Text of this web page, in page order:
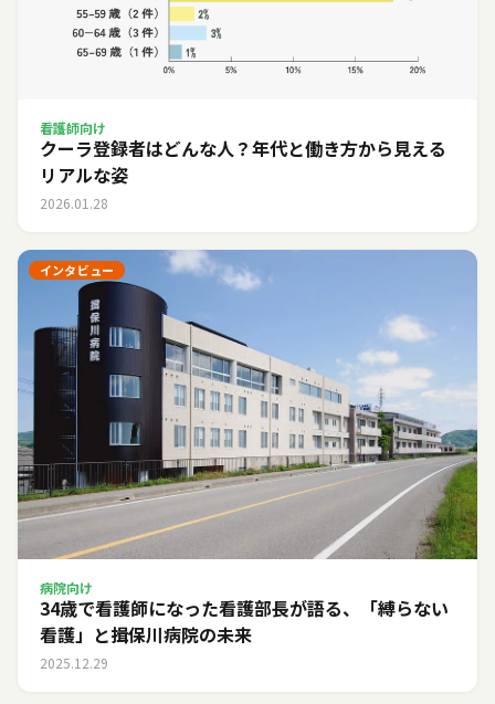
看護師向け
クーラ登録者はどんな人？年代と働き方から見える
リアルな姿
2026.01.28
インタビュー
病院向け
34歳で看護師になった看護部長が語る、「縛らない
看護」と揖保川病院の未来
2025.12.29